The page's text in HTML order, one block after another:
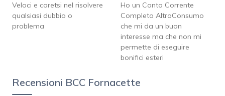
Veloci e coretsi nel risolvere
qualsiasi dubbio o
problema
Ho un Conto Corrente
Completo AltroConsumo
che mi da un buon
interesse ma che non mi
permette di eseguire
bonifici esteri
Recensioni BCC Fornacette